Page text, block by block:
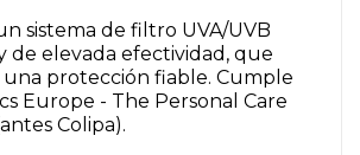
sistema de filtro UVA/UVB
de elevada efectividad, que
protección fiable. Cumple
Europe - The Personal Care
Colipa).